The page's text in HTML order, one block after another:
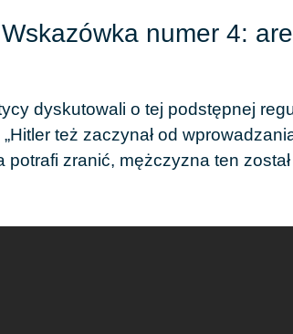
Wskazówka numer 4:
dyskutowali o tej podstępnej
Hitler też zaczynał od
potrafi zranić, mężczyzna ten